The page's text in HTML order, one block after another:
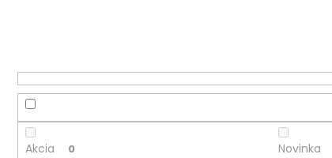
Akcia 0 Novinka